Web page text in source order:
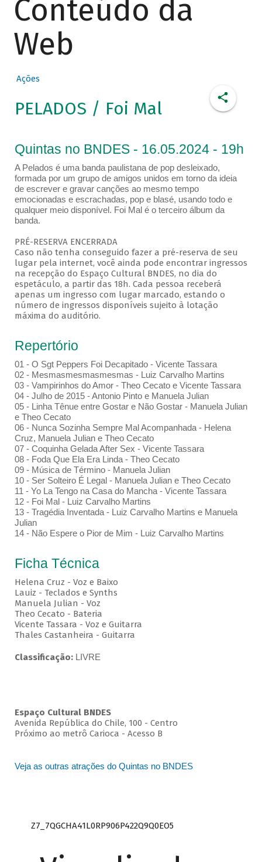
Conteúdo da
Web
Ações
PELADOS / Foi Mal
Quintas no BNDES - 16.05.2024 - 19h
A Pelados é uma banda paulistana de pop desleixado,
formada por um grupo de amigos unidos em torno da ideia
de escrever e gravar canções ao mesmo tempo
emocionadas e escrachadas, pop e blasé, usando todo e
qualquer meio disponível. Foi Mal é o terceiro álbum da
banda.
PRÉ-RESERVA ENCERRADA
Caso não tenha conseguido fazer a pré-reserva de seu
lugar pela internet, você ainda pode encontrar ingressos
na recepção do Espaço Cultural BNDES, no dia do
espetáculo, a partir das 18h. Cada pessoa receberá
apenas um ingresso com lugar marcado, estando o
número de ingressos disponíveis sujeito à lotação
máxima do auditório.
Repertório
01 - O Sgt Peppers Foi Decapitado - Vicente Tassara
02 - Mesmasmesmasmesmas - Luiz Carvalho Martins
03 - Vampirinhos do Amor - Theo Cecato e Vicente Tassara
04 - Julho de 2015 - Antonio Pinto e Manuela Julian
05 - Linha Tênue entre Gostar e Não Gostar - Manuela Julian
e Theo Cecato
06 - Nunca Sozinha Sempre Mal Acompanhada - Helena
Cruz, Manuela Julian e Theo Cecato
07 - Coquinha Gelada After Sex - Vicente Tassara
08 - Foda Que Ela Era Linda - Theo Cecato
09 - Música de Término - Manuela Julian
10 - Ser Solteiro É Legal - Manuela Julian e Theo Cecato
11 - Yo La Tengo na Casa do Mancha - Vicente Tassara
12 - Foi Mal - Luiz Carvalho Martins
13 - Tragédia Inventada - Luiz Carvalho Martins e Manuela
Julian
14 - Não Espere o Pior de Mim - Luiz Carvalho Martins
Ficha Técnica
Helena Cruz - Voz e Baixo
Lauiz - Teclados e Synths
Manuela Julian - Voz
Theo Cecato - Bateria
Vicente Tassara - Voz e Guitarra
Thales Castanheira - Guitarra
Classificação: LIVRE
Espaço Cultural BNDES
Avenida República do Chile, 100 - Centro
Próximo ao metrô Carioca - Acesso B
Veja as outras atrações do Quintas no BNDES
Z7_7QGCHA41L0RP906P422Q9Q0EO5